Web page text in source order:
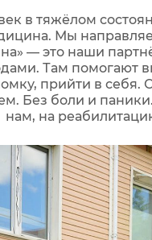
в тяжёлом
Мы
— это наши
Там помогают
прийти в себя.
Без боли и
нам, на